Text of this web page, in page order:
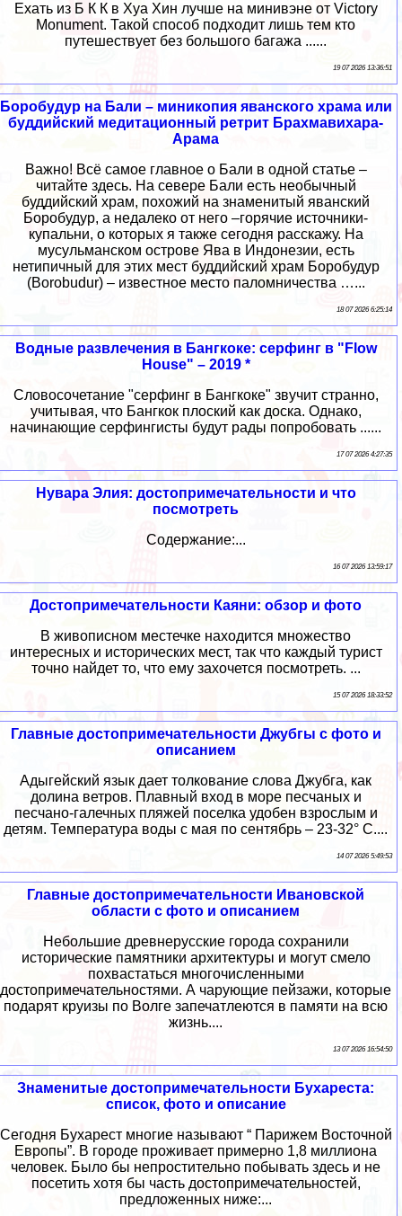
Ехать из Б К К в Хуа Хин лучше на минивэне от Victory
Monument. Такой способ подходит лишь тем кто
путешествует без большого багажа ......
19 07 2026 13:36:51
Боробудур на Бали – миникопия яванского храма или
буддийский медитационный ретрит Брахмавихара-
Арама
Важно! Всё самое главное о Бали в одной статье –
читайте здесь. На севере Бали есть необычный
буддийский храм, похожий на знаменитый яванский
Боробудур, а недалеко от него –горячие источники-
купальни, о которых я также сегодня расскажу. На
мусульманском острове Ява в Индонезии, есть
нетипичный для этих мест буддийский храм Боробудур
(Borobudur) – известное место паломничества …...
18 07 2026 6:25:14
Водные развлечения в Бангкоке: серфинг в "Flow
House" – 2019 *
Словосочетание "серфинг в Бангкоке" звучит странно,
учитывая, что Бангкок плоский как доска. Однако,
начинающие серфингисты будут рады попробовать ......
17 07 2026 4:27:35
Нувара Элия: достопримечательности и что
посмотреть
Содержание:...
16 07 2026 13:59:17
Достопримечательности Каяни: обзор и фото
В живописном местечке находится множество
интересных и исторических мест, так что каждый турист
точно найдет то, что ему захочется посмотреть. ...
15 07 2026 18:33:52
Главные достопримечательности Джубгы с фото и
описанием
Адыгейский язык дает толкование слова Джубга, как
долина ветров. Плавный вход в море песчаных и
песчано-галечных пляжей поселка удобен взрослым и
детям. Температура воды с мая по сентябрь – 23-32° С....
14 07 2026 5:49:53
Главные достопримечательности Ивановской
области с фото и описанием
Небольшие древнерусские города сохранили
исторические памятники архитектуры и могут смело
похвастаться многочисленными
достопримечательностями. А чарующие пейзажи, которые
подарят круизы по Волге запечатлеются в памяти на всю
жизнь....
13 07 2026 16:54:50
Знаменитые достопримечательности Бухареста:
список, фото и описание
Сегодня Бухарест многие называют “ Парижем Восточной
Европы”. В городе проживает примерно 1,8 миллиона
человек. Было бы непростительно побывать здесь и не
посетить хотя бы часть достопримечательностей,
предложенных ниже:...